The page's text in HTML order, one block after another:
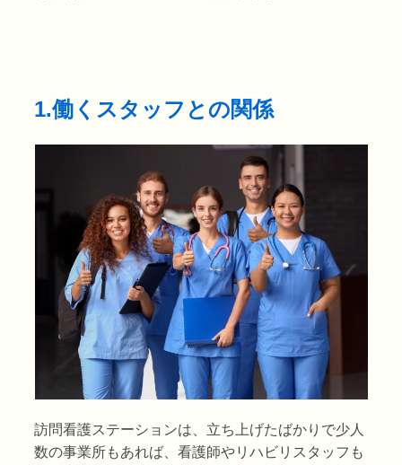
1.働くスタッフとの関係
訪問看護ステーションは、立ち上げたばかりで少人
数の事業所もあれば、看護師やリハビリスタッフも